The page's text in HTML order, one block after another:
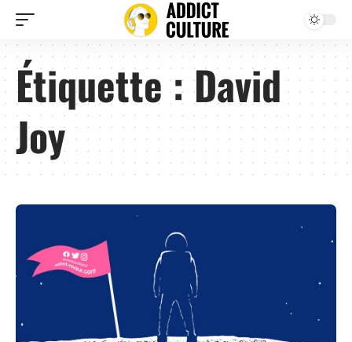
Étiquette :David
Joy